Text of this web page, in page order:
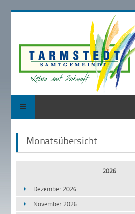
Monatsübersicht
2026
Dezember 2026
November 2026